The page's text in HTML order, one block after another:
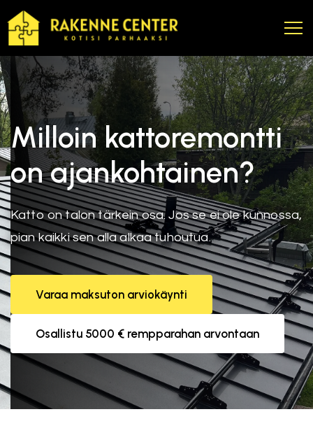
Milloin kattoremontti
on ajankohtainen?
Katto on talon tärkein osa. Jos se ei ole kunnossa,
pian kaikki sen alla alkaa tuhoutua.
Varaa maksuton arviokäynti
Osallistu 5000 € rempparahan arvontaan